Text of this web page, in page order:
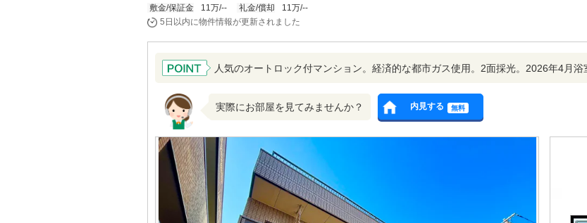
敷金/保証金 11万/-- 礼金/償却
11万/--
5日以内に物件情報が更新されました
人気のオートロック付マンション。経済的な都市ガス使用。2面採光。2026年4月
実際にお部屋を見てみませんか？ 内見する 無料